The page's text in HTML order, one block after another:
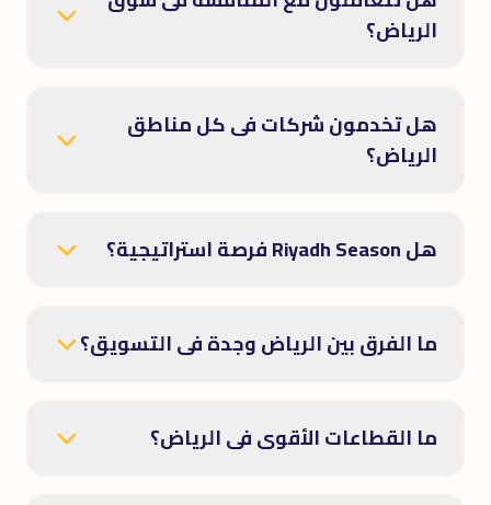
الرياض؟
هل تخدمون شركات فى كل مناطق
الرياض؟
هل Riyadh Season فرصة استراتيجية؟
ما الفرق بين الرياض وجدة فى التسويق؟
ما القطاعات الأقوى فى الرياض؟